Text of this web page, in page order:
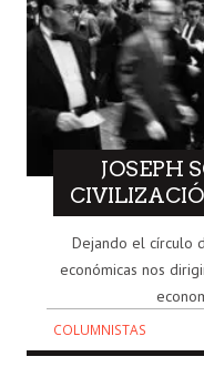
JOSEPH
Dejando el círculo
económicas nos
COLUMNISTAS